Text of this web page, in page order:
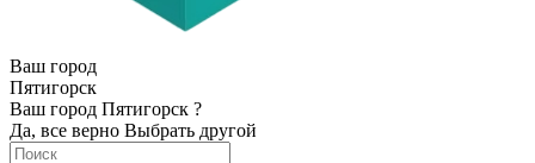
Ваш город
Пятигорск
Ваш город Пятигорск ?
Да, все верно Выбрать другой